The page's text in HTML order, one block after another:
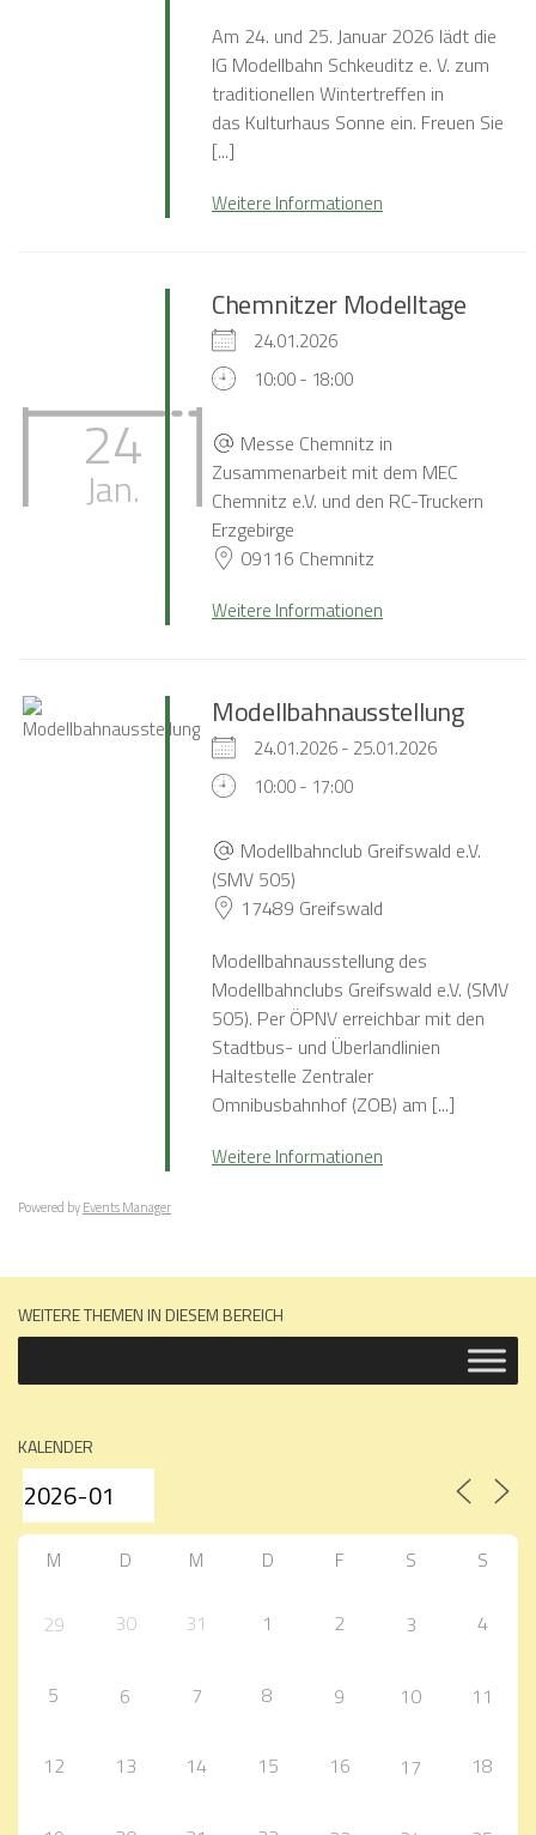
Am 24. und 25. Januar 2026 lädt die
IG Modellbahn Schkeuditz e. V. zum
traditionellen Wintertreffen in
das Kulturhaus Sonne ein. Freuen Sie
[...]
Weitere Informationen
24
Jan.
Chemnitzer Modelltage
24.01.2026
10:00 - 18:00
Messe Chemnitz in
Zusammenarbeit mit dem MEC
Chemnitz e.V. und den RC-Truckern
Erzgebirge
09116 Chemnitz
Weitere Informationen
Modellbahnausstellung
24.01.2026 - 25.01.2026
10:00 - 17:00
Modellbahnclub Greifswald e.V.
(SMV 505)
17489 Greifswald
Modellbahnausstellung des
Modellbahnclubs Greifswald e.V. (SMV
505). Per ÖPNV erreichbar mit den
Stadtbus- und Überlandlinien
Haltestelle Zentraler
Omnibusbahnhof (ZOB) am [...]
Weitere Informationen
Powered byEvents Manager
WEITERE THEMEN IN DIESEM BEREICH
KALENDER
M D M D F S S
29 30 31 1 2 3 4
5 6 7 8 9 10 11
12 13 14 15 16 17 18